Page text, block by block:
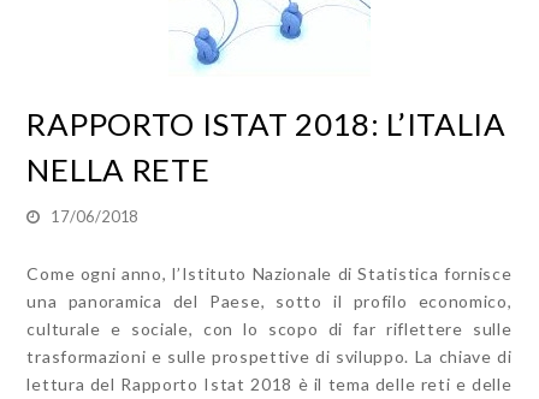
RAPPORTO ISTAT 2018: L’ITALIA
NELLA RETE
17/06/2018
Come ogni anno, l’Istituto Nazionale di Statistica fornisce
una panoramica del Paese, sotto il profilo economico,
culturale e sociale, con lo scopo di far riflettere sulle
trasformazioni e sulle prospettive di sviluppo. La chiave di
lettura del Rapporto Istat 2018 è il tema delle reti e delle